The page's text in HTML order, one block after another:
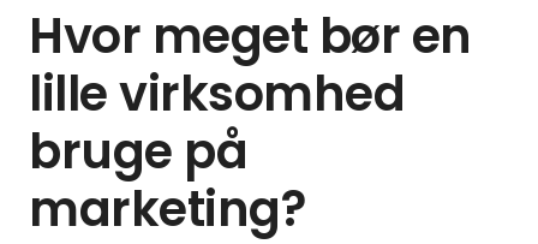
Hvor meget bør en
lille virksomhed
bruge på
marketing?